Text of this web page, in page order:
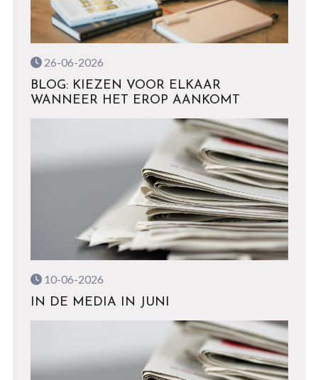
26-06-2026
BLOG: KIEZEN VOOR ELKAAR
WANNEER HET EROP AANKOMT
10-06-2026
IN DE MEDIA IN JUNI